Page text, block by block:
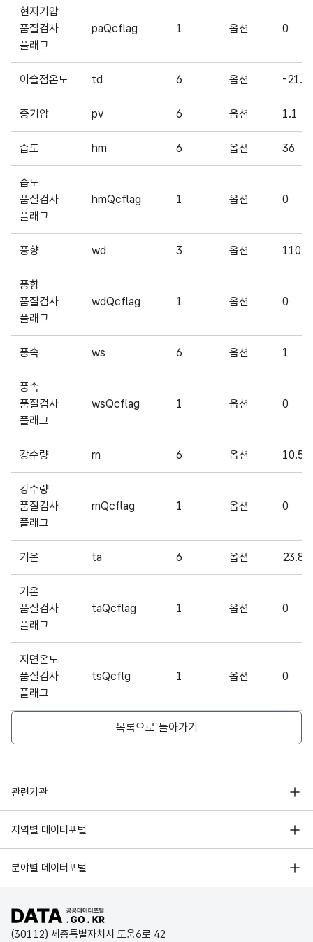
현지기압
품질검사
플래그
paQcflag 1 옵션 0
이슬점온도 td 6 옵션 -21.4
증기압 pv 6 옵션 1.1
습도 hm 6 옵션 36
습도
품질검사
플래그
hmQcflag 1 옵션 0
풍향 wd 3 옵션 110
풍향
품질검사
플래그
wdQcflag 1 옵션 0
풍속 ws 6 옵션 1
풍속
품질검사
플래그
wsQcflag 1 옵션 0
강수량 rn 6 옵션 10.5
강수량
품질검사
플래그
rnQcflag 1 옵션 0
기온 ta 6 옵션 23.8
기온
품질검사
플래그
taQcflag 1 옵션 0
지면온도
품질검사
플래그
tsQcflg 1 옵션 0
목록으로 돌아가기
관련기관
행정안전부
한국지능정보사회진흥원
국가정보자원관리원
지역별 데이터포털
서울 열린데이터광장
경기데이터드림
D-데이터허브
인천데이터포털
분야별 데이터포털
기상자료개방포털
국토교통부 공간정보오픈플랫폼
환경부 환경데이터포털
공공데이터포털 바로가기
(30112) 세종특별자치시 도움6로 42